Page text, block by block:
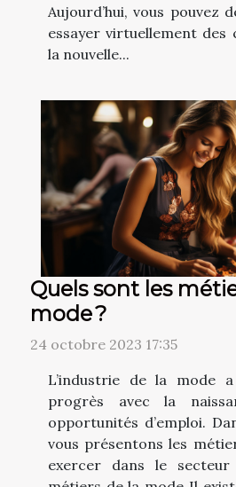
Aujourd’hui, vous pouvez
essayer virtuellement des
la nouvelle...
Quels sont les
mode ?
24 octobre 2023 17:35
L’industrie de la mode a
progrès avec la
opportunités d’emploi.
vous présentons les
exercer dans le